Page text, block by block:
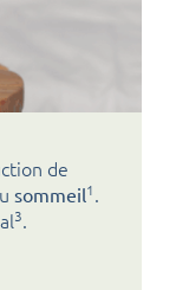
de
sommeil1.
3.